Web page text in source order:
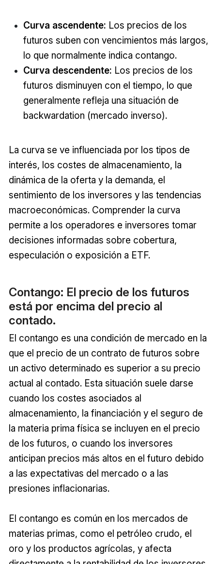
Curva ascendente: Los precios de los
futuros suben con vencimientos más largos,
lo que normalmente indica contango.
Curva descendente: Los precios de los
futuros disminuyen con el tiempo, lo que
generalmente refleja una situación de
backwardation (mercado inverso).
La curva se ve influenciada por los tipos de
interés, los costes de almacenamiento, la
dinámica de la oferta y la demanda, el
sentimiento de los inversores y las tendencias
macroeconómicas. Comprender la curva
permite a los operadores e inversores tomar
decisiones informadas sobre cobertura,
especulación o exposición a ETF.
Contango: El precio de los futuros
está por encima del precio al
contado.
El contango es una condición de mercado en la
que el precio de un contrato de futuros sobre
un activo determinado es superior a su precio
actual al contado. Esta situación suele darse
cuando los costes asociados al
almacenamiento, la financiación y el seguro de
la materia prima física se incluyen en el precio
de los futuros, o cuando los inversores
anticipan precios más altos en el futuro debido
a las expectativas del mercado o a las
presiones inflacionarias.
El contango es común en los mercados de
materias primas, como el petróleo crudo, el
oro y los productos agrícolas, y afecta